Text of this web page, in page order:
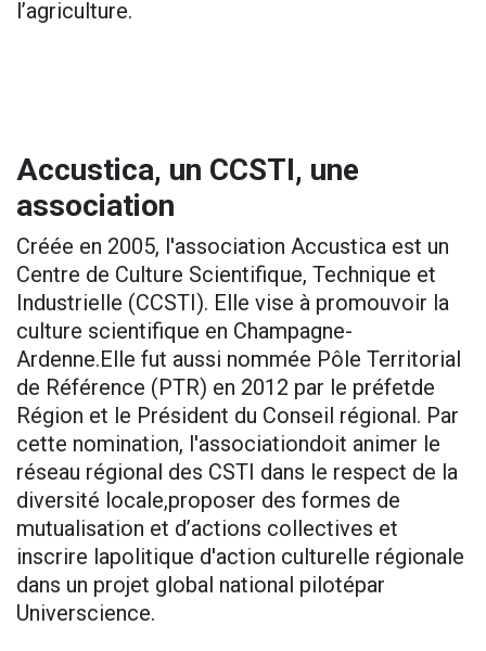
l’agriculture.
Accustica, un CCSTI, une
association
Créée en 2005, l'association Accustica est un
Centre de Culture Scientifique, Technique et
Industrielle (CCSTI). Elle vise à promouvoir la
culture scientifique en Champagne-
Ardenne.Elle fut aussi nommée Pôle Territorial
de Référence (PTR) en 2012 par le préfetde
Région et le Président du Conseil régional. Par
cette nomination, l'associationdoit animer le
réseau régional des CSTI dans le respect de la
diversité locale,proposer des formes de
mutualisation et d’actions collectives et
inscrire lapolitique d'action culturelle régionale
dans un projet global national pilotépar
Universcience.